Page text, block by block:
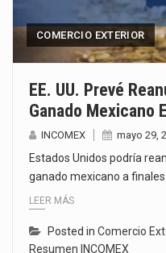
COMERCIO EXTERIOR
EE. UU. Prevé
Ganado Mexicano
INCOMEX mayo 29,
Estados Unidos podría
ganado mexicano a finales
LEER MÁS
Posted in Comercio
Resumen INCOMEX